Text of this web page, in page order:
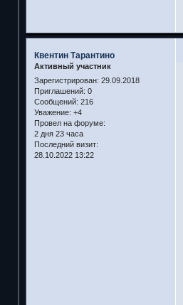
Квентин Тарантино
Активный участник
Зарегистрирован: 29.09.2018
Приглашений: 0
Сообщений: 216
Уважение: +4
Провел на форуме:
2 дня 23 часа
Последний визит:
28.10.2022 13:22